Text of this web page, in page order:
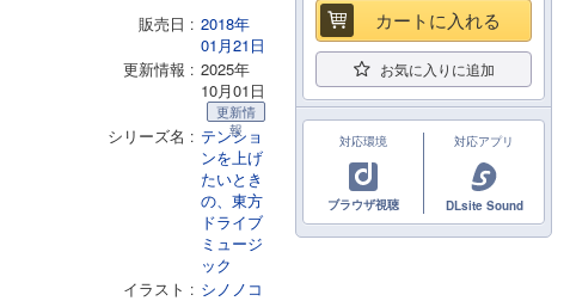
販売日
2018年
01月21日
更新情報
2025年
10月01日
更新情
報
シリーズ名
テンショ
ンを上げ
たいとき
の、東方
ドライブ
ミュージ
ック
イラスト
シノノコ
カートに入れる
お気に入りに追加
対応環境
ブラウザ視聴
対応アプリ
DLsite Sound